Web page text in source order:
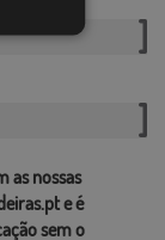
as nossas
e é
sem o